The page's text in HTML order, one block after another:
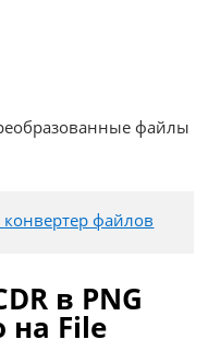
файлы
файлов
в PNG
на File